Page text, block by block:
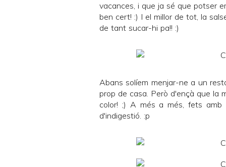
vacances, i que ja sé que potser
ben cert! :) I el millor de tot, la
de tant sucar-hi pa!! :)
Abans solíem menjar-ne a un
prop de casa. Però d'ençà que la
color! ;) A més a més, fets amb
d'indigestió. :p